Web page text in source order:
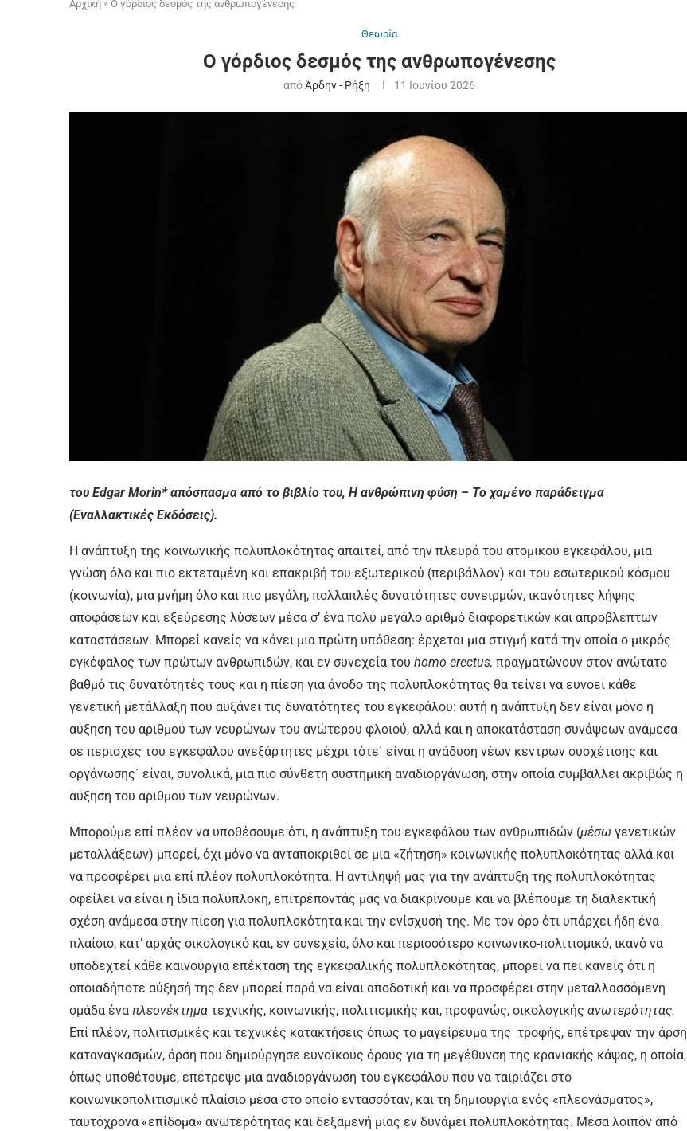
Αρχική » Ο γόρδιος δεσμός της ανθρωπογένεσης
Θεωρία
Ο γόρδιος δεσμός της ανθρωπογένεσης
απόΆρδην - Ρήξη 11 Ιουνίου 2026
του Edgar Morin* απόσπασμα από το βιβλίο του, Η ανθρώπινη φύση – Το χαμένο παράδειγμα
(Εναλλακτικές Εκδόσεις).
H ανάπτυξη της κοινωνικής πολυπλοκότητας απαιτεί, από την πλευρά του ατομικού εγκεφάλου, μια
γνώση όλο και πιο εκτεταμένη και επακριβή του εξωτερικού (περιβάλλον) και του εσωτερικού κόσμου
(κοινωνία), μια μνήμη όλο και πιο μεγάλη, πολλαπλές δυνατότητες συνειρμών, ικανότητες λήψης
αποφάσεων και εξεύρεσης λύσεων μέσα σ’ ένα πολύ μεγάλο αριθμό διαφορετικών και απροβλέπτων
καταστάσεων. Μπορεί κανείς να κάνει μια πρώτη υπόθεση: έρχεται μια στιγμή κατά την οποία ο μικρός
εγκέφαλος των πρώτων ανθρωπιδών, και εν συνεχεία του homo erectus, πραγματώνουν στον ανώτατο
βαθμό τις δυνατότητές τους και η πίεση για άνοδο της πολυπλοκότητας θα τείνει να ευνοεί κάθε
γενετική μετάλλαξη που αυξάνει τις δυνατότητες του εγκεφάλου: αυτή η ανάπτυξη δεν είναι μόνο η
αύξηση του αριθμού των νευρώνων του ανώτερου φλοιού, αλλά και η αποκατάσταση συνάψεων ανάμεσα
σε περιοχές του εγκεφάλου ανεξάρτητες μέχρι τότε˙ είναι η ανάδυση νέων κέντρων συσχέτισης και
οργάνωσης˙ είναι, συνολικά, μια πιο σύνθετη συστημική αναδιοργάνωση, στην οποία συμβάλλει ακριβώς η
αύξηση του αριθμού των νευρώνων.
Μπορούμε επί πλέον να υποθέσουμε ότι, η ανάπτυξη του εγκεφάλου των ανθρωπιδών (μέσω γενετικών
μεταλλάξεων) μπορεί, όχι μόνο να ανταποκριθεί σε μια «ζήτηση» κοινωνικής πολυπλοκότητας αλλά και
να προσφέρει μια επί πλέον πολυπλοκότητα. H αντίληψή μας για την ανάπτυξη της πολυπλοκότητας
οφείλει να είναι η ίδια πολύπλοκη, επιτρέποντάς μας να διακρίνουμε και να βλέπουμε τη διαλεκτική
σχέση ανάμεσα στην πίεση για πολυπλοκότητα και την ενίσχυσή της. Με τον όρο ότι υπάρχει ήδη ένα
πλαίσιο, κατ’ αρχάς οικολογικό και, εν συνεχεία, όλο και περισσότερο κοινωνικο-πολιτισμικό, ικανό να
υποδεχτεί κάθε καινούργια επέκταση της εγκεφαλικής πολυπλοκότητας, μπορεί να πει κανείς ότι η
οποιαδήποτε αύξησή της δεν μπορεί παρά να είναι αποδοτική και να προσφέρει στην μεταλλασσόμενη
ομάδα ένα πλεονέκτημα τεχνικής, κοινωνικής, πολιτισμικής και, προφανώς, οικολογικής ανωτερότητας.
Επί πλέον, πολιτισμικές και τεχνικές κατακτήσεις όπως το μαγείρευμα της τροφής, επέτρεψαν την άρση
καταναγκασμών, άρση που δημιούργησε ευνοϊκούς όρους για τη μεγέθυνση της κρανιακής κάψας, η οποία,
όπως υποθέτουμε, επέτρεψε μια αναδιοργάνωση του εγκεφάλου που να ταιριάζει στο
κοινωνικοπολιτισμικό πλαίσιο μέσα στο οποίο εντασσόταν, και τη δημιουργία ενός «πλεονάσματος»,
ταυτόχρονα «επίδομα» ανωτερότητας και δεξαμενή μιας εν δυνάμει πολυπλοκότητας. Μέσα λοιπόν από